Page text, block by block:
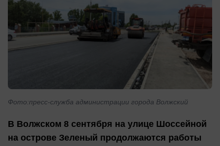
Фото:пресс-служба администрации города Волжский
В Волжском 8 сентября на улице Шоссейной
на острове Зеленый продолжаются работы